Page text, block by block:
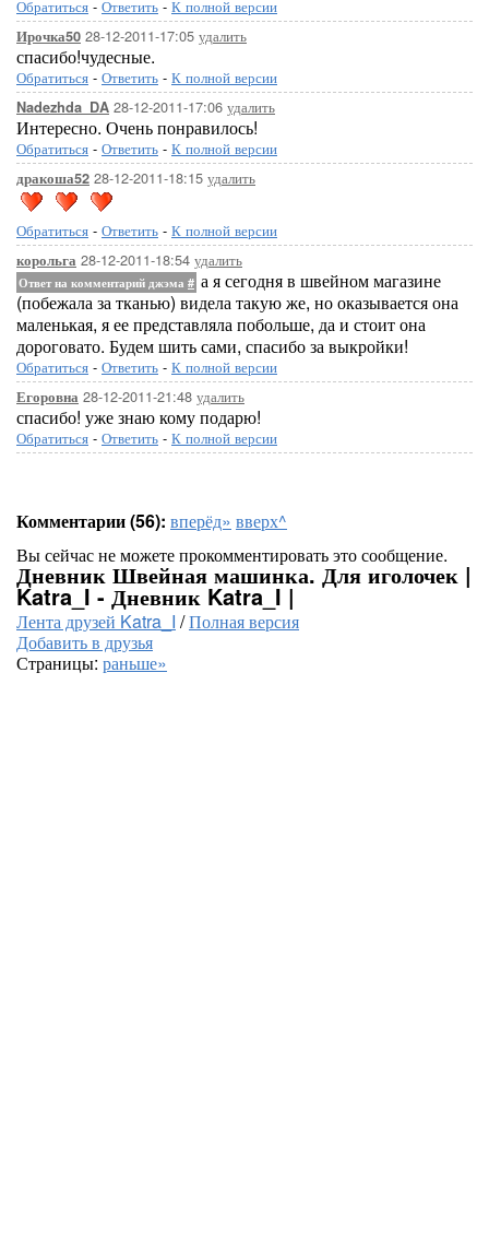
Обратиться - Ответить - К полной версии
Ирочка50 28-12-2011-17:05 удалить
спасибо!чудесные.
Обратиться - Ответить - К полной версии
Nadezhda_DA 28-12-2011-17:06 удалить
Интересно. Очень понравилось!
Обратиться - Ответить - К полной версии
дракоша52 28-12-2011-18:15 удалить
Обратиться - Ответить - К полной версии
корольга 28-12-2011-18:54 удалить
Ответ на комментарий джэма # а я сегодня в швейном магазине
(побежала за тканью) видела такую же, но оказывается она
маленькая, я ее представляла побольше, да и стоит она
дороговато. Будем шить сами, спасибо за выкройки!
Обратиться - Ответить - К полной версии
Егоровна 28-12-2011-21:48 удалить
спасибо! уже знаю кому подарю!
Обратиться - Ответить - К полной версии
Комментарии (56): вперёд» вверх^
Вы сейчас не можете прокомментировать это сообщение.
Дневник Швейная машинка. Для иголочек |
Katra_I - Дневник Katra_I |
Лента друзей Katra_I /Полная версия
Добавить в друзья
Страницы: раньше»